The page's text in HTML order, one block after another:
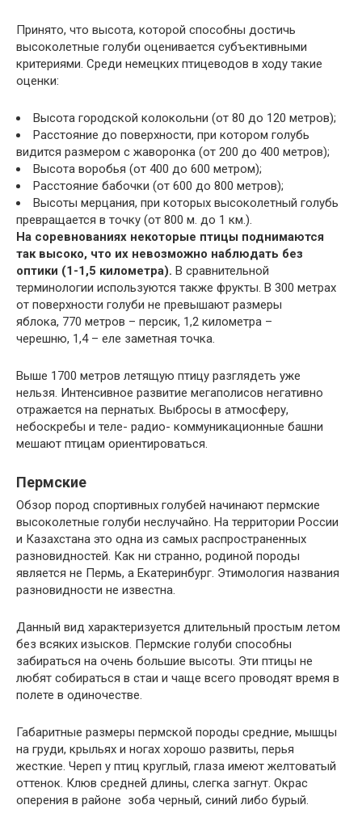
Принято, что высота, которой способны достичь
высоколетные голуби оценивается субъективными
критериями. Среди немецких птицеводов в ходу такие
оценки:
Высота городской колокольни (от 80 до 120 метров);
Расстояние до поверхности, при котором голубь
видится размером с жаворонка (от 200 до 400 метров);
Высота воробья (от 400 до 600 метром);
Расстояние бабочки (от 600 до 800 метров);
Высоты мерцания, при которых высоколетный голубь
превращается в точку (от 800 м. до 1 км.).
На соревнованиях некоторые птицы поднимаются
так высоко, что их невозможно наблюдать без
оптики (1-1,5 километра). В сравнительной
терминологии используются также фрукты. В 300 метрах
от поверхности голуби не превышают размеры
яблока, 770 метров – персик, 1,2 километра –
черешню, 1,4 – еле заметная точка.
Выше 1700 метров летящую птицу разглядеть уже
нельзя. Интенсивное развитие мегаполисов негативно
отражается на пернатых. Выбросы в атмосферу,
небоскребы и теле- радио- коммуникационные башни
мешают птицам ориентироваться.
Пермские
Обзор пород спортивных голубей начинают пермские
высоколетные голуби неслучайно. На территории России
и Казахстана это одна из самых распространенных
разновидностей. Как ни странно, родиной породы
является не Пермь, а Екатеринбург. Этимология названия
разновидности не известна.
Данный вид характеризуется длительный простым летом
без всяких изысков. Пермские голуби способны
забираться на очень большие высоты. Эти птицы не
любят собираться в стаи и чаще всего проводят время в
полете в одиночестве.
Габаритные размеры пермской породы средние, мышцы
на груди, крыльях и ногах хорошо развиты, перья
жесткие. Череп у птиц круглый, глаза имеют желтоватый
оттенок. Клюв средней длины, слегка загнут. Окрас
оперения в районе зоба черный, синий либо бурый.